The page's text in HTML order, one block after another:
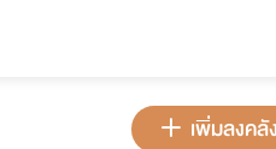
เพิ่มลงคลัง